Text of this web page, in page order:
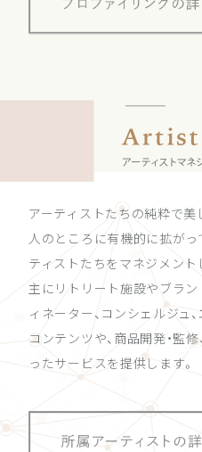
アーティストたちの純粋で美
人のところに有機的に拡がっ
ティストたちをマネジメント
主にリトリート施設やブラン
ィネーター、コンシェルジュ
コンテンツや、商品開発・監
ったサービスを提供します。